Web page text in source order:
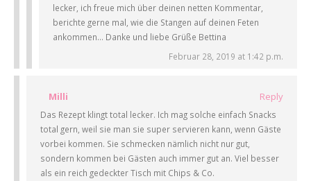
lecker, ich freue mich über deinen netten Kommentar,
berichte gerne mal, wie die Stangen auf deinen Feten
ankommen… Danke und liebe Grüße Bettina
Februar 28, 2019 at 1:42 p.m.
Milli Reply
Das Rezept klingt total lecker. Ich mag solche einfach Snacks
total gern, weil sie man sie super servieren kann, wenn Gäste
vorbei kommen. Sie schmecken nämlich nicht nur gut,
sondern kommen bei Gästen auch immer gut an. Viel besser
als ein reich gedeckter Tisch mit Chips & Co.